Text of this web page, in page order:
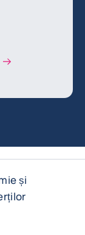
și